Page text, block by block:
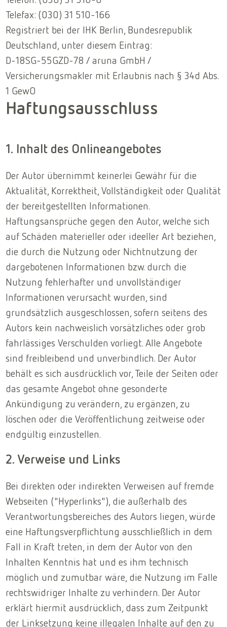
Telefax: (030) 31 510-166
Registriert bei der IHK Berlin, Bundesrepublik
Deutschland, unter diesem Eintrag:
D-18SG-55GZD-78 / aruna GmbH /
Versicherungsmakler mit Erlaubnis nach § 34d Abs.
1 GewO
Haftungsausschluss
1. Inhalt des Onlineangebotes
Der Autor übernimmt keinerlei Gewähr für die
Aktualität, Korrektheit, Vollständigkeit oder Qualität
der bereitgestellten Informationen.
Haftungsansprüche gegen den Autor, welche sich
auf Schäden materieller oder ideeller Art beziehen,
die durch die Nutzung oder Nichtnutzung der
dargebotenen Informationen bzw. durch die
Nutzung fehlerhafter und unvollständiger
Informationen verursacht wurden, sind
grundsätzlich ausgeschlossen, sofern seitens des
Autors kein nachweislich vorsätzliches oder grob
fahrlässiges Verschulden vorliegt. Alle Angebote
sind freibleibend und unverbindlich. Der Autor
behält es sich ausdrücklich vor, Teile der Seiten oder
das gesamte Angebot ohne gesonderte
Ankündigung zu verändern, zu ergänzen, zu
löschen oder die Veröffentlichung zeitweise oder
endgültig einzustellen.
2. Verweise und Links
Bei direkten oder indirekten Verweisen auf fremde
Webseiten ("Hyperlinks"), die außerhalb des
Verantwortungsbereiches des Autors liegen, würde
eine Haftungsverpflichtung ausschließlich in dem
Fall in Kraft treten, in dem der Autor von den
Inhalten Kenntnis hat und es ihm technisch
möglich und zumutbar wäre, die Nutzung im Falle
rechtswidriger Inhalte zu verhindern. Der Autor
erklärt hiermit ausdrücklich, dass zum Zeitpunkt
der Linksetzung keine illegalen Inhalte auf den zu